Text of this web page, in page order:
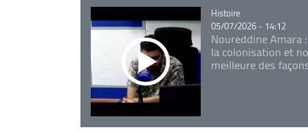
Catégorie
Histoire
05/07/2026 - 14:12
Noureddine Amara
la colonisation et
meilleure des